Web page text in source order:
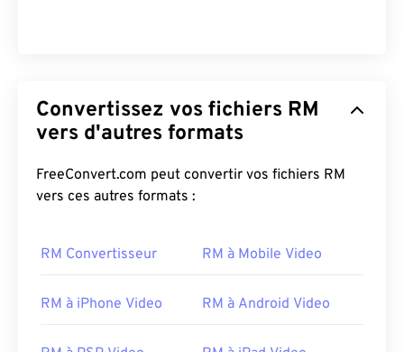
Convertissez vos fichiers RM
vers d'autres formats
FreeConvert.com peut convertir vos fichiers RM
vers ces autres formats :
RM Convertisseur RM à Mobile Video
RM à iPhone Video RM à Android Video